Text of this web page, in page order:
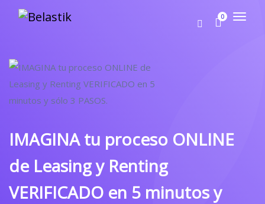
0
IMAGINA tu proceso ONLINE
de Leasing y Renting
VERIFICADO en 5 minutos y